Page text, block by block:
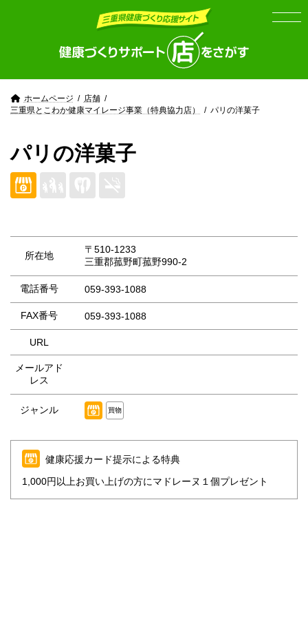
ホームページ
店舗
三重県とこわか健康マイレージ事業（特典協力店）
パリの洋菓子
パリの洋菓子
所在地
〒510-1233
三重郡菰野町菰野990-2
電話番号 059-393-1088
FAX番号 059-393-1088
URL
メールアド
レス
ジャンル 買物
健康応援カード提示による特典
1,000円以上お買い上げの方にマドレーヌ１個プレゼント